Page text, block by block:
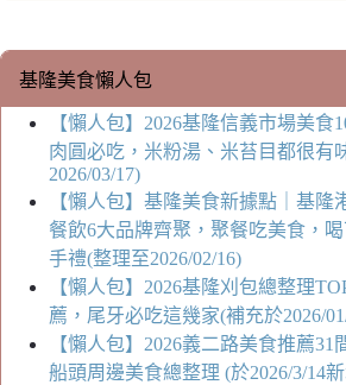
基隆美食懶人包
【懶人包】2026基隆信義市場美食
肉圓必吃，米粉湯、米苔目都很有
2026/03/17)
【懶人包】基隆美食新據點｜基隆
餐飲6大品牌齊聚，聚餐吃美食，
手禮(整理至2026/02/16)
【懶人包】2026基隆刈包總整理
薦，尾牙必吃這幾家(補充於2026/
【懶人包】2026義二路美食推薦31
船頭周邊美食總整理 (於2026/3/14